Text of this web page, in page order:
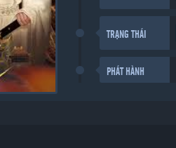
TRẠNG THÁI
PHÁT HÀNH